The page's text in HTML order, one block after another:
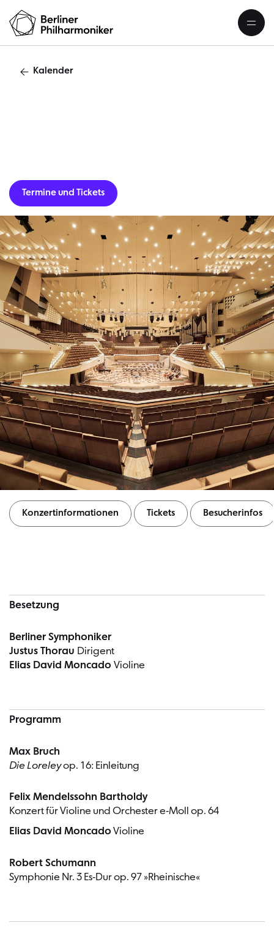
Kalender
Termine und Tickets
Konzertinformationen Tickets Besucherinfos
Besetzung
Berliner Symphoniker
Justus Thorau Dirigent
Elias David Moncado Violine
Programm
Max Bruch
Die Loreleyop. 16: Einleitung
Felix Mendelssohn Bartholdy
Konzert für Violine und Orchester e-Moll op. 64
Elias David Moncado Violine
Robert Schumann
Symphonie Nr. 3 Es-Dur op. 97 »Rheinische«